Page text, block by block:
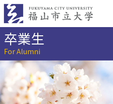
本
へ
動卒業生
For Alumni